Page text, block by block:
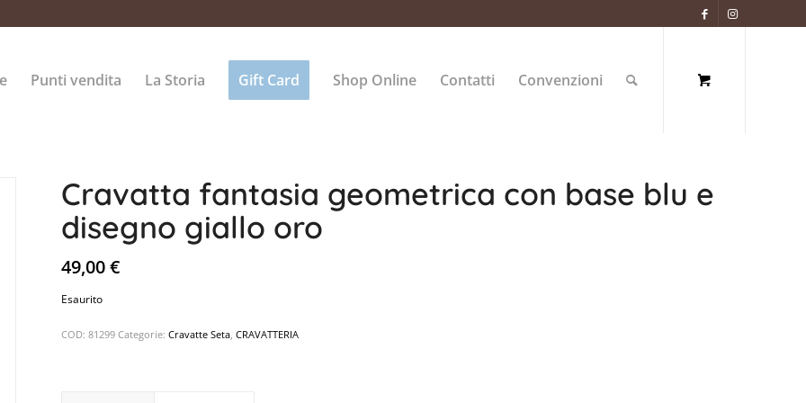
Punti vendita La Storia Gift Card Shop Online Contatti Convenzioni
Cravatta fantasia geometrica con base blu e
disegno giallo oro
49,00€
Esaurito
COD:81299 Categorie:Cravatte Seta,CRAVATTERIA